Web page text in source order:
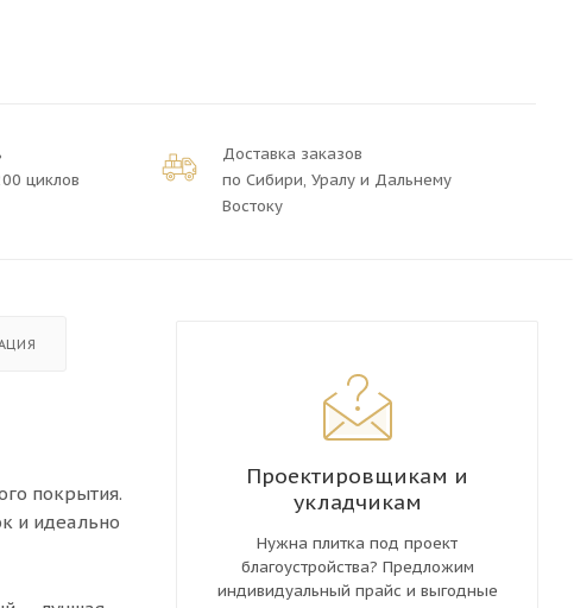
циклов
Доставка заказов
по Сибири, Уралу и Дальнему
Востоку
покрытия.
и идеально
Проектировщикам и
укладчикам
Нужна плитка под проект
благоустройства? Предложим
индивидуальный прайс и выгодные